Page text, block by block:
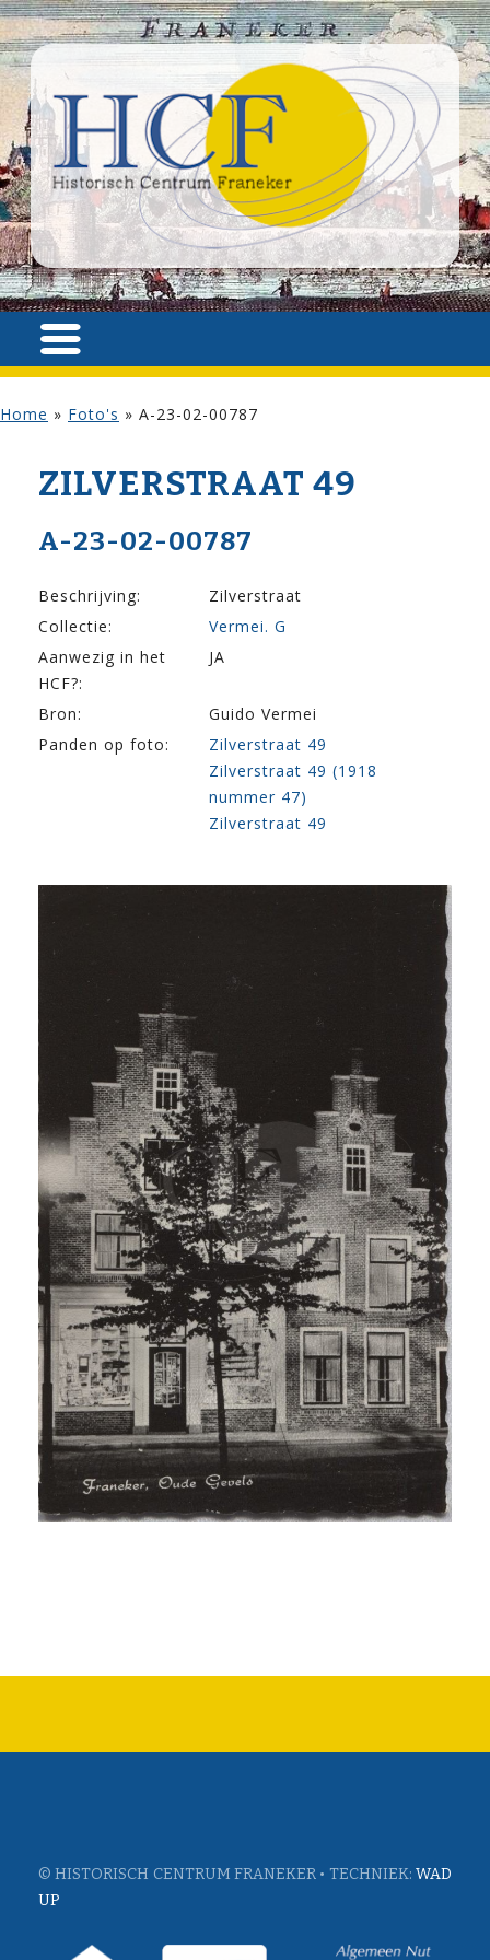
Home » Foto's » A-23-02-00787
ZILVER­STRAAT 49
A-23-02-00787
Beschrijving:
Zilverstraat
Collectie:
Vermei. G
Aanwezig in het
HCF?:
JA
Bron:
Guido Vermei
Panden op foto:
Zilverstraat 49
Zilverstraat 49 (1918
nummer 47)
Zilverstraat 49
© HISTORISCH CENTRUM FRANEKER • TECHNIEK: WAD
UP